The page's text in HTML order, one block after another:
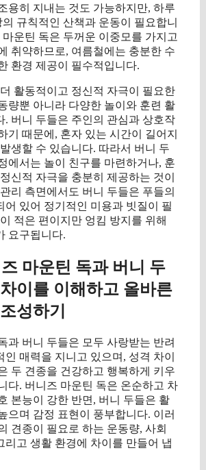
용히 지내는 것도 가능하지만, 하루
규칙적인 산책과 운동이 필요합니
운틴 독은 두꺼운 이중모를 가지고
취약하므로, 여름철에는 충분한 수
환경 제공이 필수적입니다.
활동적이고 정신적 자극이 필요한
량뿐 아니라 다양한 놀이와 훈련 활
. 버니 두들은 주인의 관심과 상호작
기 때문에, 혼자 있는 시간이 길어지
생할 수 있습니다. 따라서 버니 두
에서는 놀이 친구를 마련하거나, 훈
신적 자극을 충분히 제공하는 것이
리 측면에서도 버니 두들은 푸들의
어 있어 정기적인 미용과 빗질이 필
적은 편이지만 엉킴 방지를 위해
요구됩니다.
마운틴 독과 버니 두
이를 이해하고 올바른
성하기
과 버니 두들은 모두 사랑받는 반려
인 매력을 지니고 있으며, 성격 차이
두 견종을 건강하고 행복하게 키우
다. 버니즈 마운틴 독은 온순하고 차
본능이 강한 반면, 버니 두들은 활
으며 감정 표현이 풍부합니다. 이러
견종이 필요로 하는 운동량, 사회
리고 생활 환경에 차이를 만들어 냅